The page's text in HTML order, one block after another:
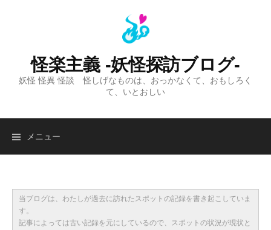
怪楽主義 -妖怪探訪ブログ-
妖怪 怪異 怪談 怪しげなものは、おっかなくて、おもしろく
て、いとおしい
メニュー
当ブログは、わたしが過去に訪れたスポットの記録を書き起こしていま
す。
記事によっては古い記録を元にしているので、スポットの状況が現状と